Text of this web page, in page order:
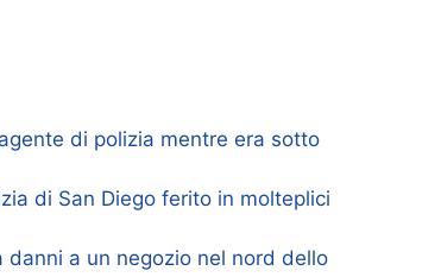
di polizia mentre era sotto
di San Diego ferito in molteplici
danni a un negozio nel nord dello